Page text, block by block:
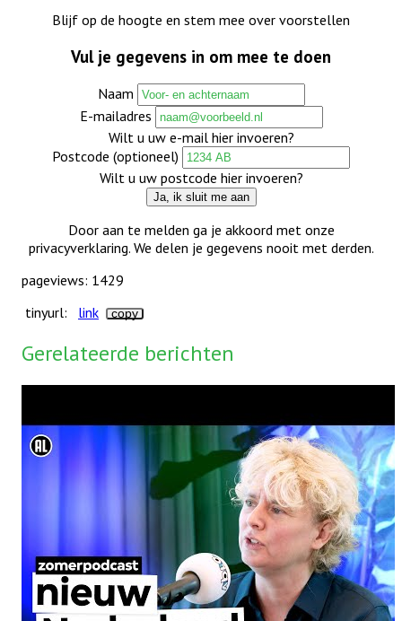
Blijf op de hoogte en stem mee over voorstellen
Vul je gegevens in om mee te doen
Naam
E-mailadres
Wilt u uw e-mail hier invoeren?
Postcode (optioneel)
Wilt u uw postcode hier invoeren?
Ja, ik sluit me aan
Door aan te melden ga je akkoord met onze
privacyverklaring. We delen je gegevens nooit met derden.
pageviews: 1429
tinyurl:
link copy
Gerelateerde berichten